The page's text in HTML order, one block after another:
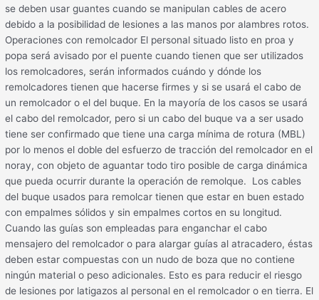
se deben usar guantes cuando se manipulan cables de acero
debido a la posibilidad de lesiones a las manos por alambres rotos.
Operaciones con remolcador El personal situado listo en proa y
popa será avisado por el puente cuando tienen que ser utilizados
los remolcadores, serán informados cuándo y dónde los
remolcadores tienen que hacerse firmes y si se usará el cabo de
un remolcador o el del buque. En la mayoría de los casos se usará
el cabo del remolcador, pero si un cabo del buque va a ser usado
tiene ser confirmado que tiene una carga mínima de rotura (MBL)
por lo menos el doble del esfuerzo de tracción del remolcador en el
noray, con objeto de aguantar todo tiro posible de carga dinámica
que pueda ocurrir durante la operación de remolque. Los cables
del buque usados para remolcar tienen que estar en buen estado
con empalmes sólidos y sin empalmes cortos en su longitud.
Cuando las guías son empleadas para enganchar el cabo
mensajero del remolcador o para alargar guías al atracadero, éstas
deben estar compuestas con un nudo de boza que no contiene
ningún material o peso adicionales. Esto es para reducir el riesgo
de lesiones por latigazos al personal en el remolcador o en tierra. El